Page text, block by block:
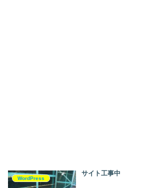
WordPress
サイト工事中